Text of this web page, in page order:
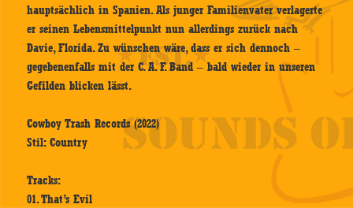
hauptsächlich in Spanien. Als junger Familienvater verlagerte
er seinen Lebensmittelpunkt nun allerdings zurück nach
Davie, Florida. Zu wünschen wäre, dass er sich dennoch –
gegebenenfalls mit der C. A. F. Band – bald wieder in unseren
Gefilden blicken lässt.
Cowboy Trash Records (2022)
Stil: Country
Tracks:
01. That’s Evil